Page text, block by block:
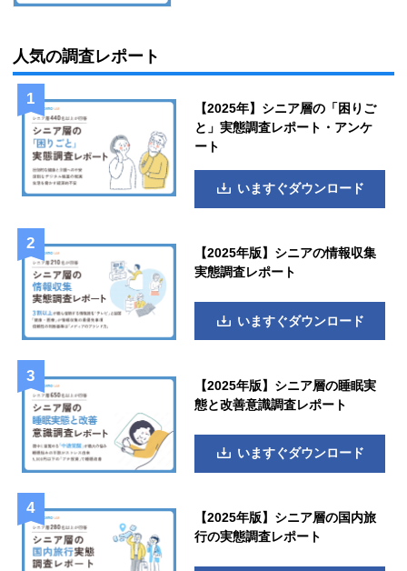
人気の調査レポート
【2025年】シニア層の「困りご
と」実態調査レポート・アンケ
ート
いますぐダウンロード
【2025年版】シニアの情報収集
実態調査レポート
いますぐダウンロード
【2025年版】シニア層の睡眠実
態と改善意識調査レポート
いますぐダウンロード
【2025年版】シニア層の国内旅
行の実態調査レポート